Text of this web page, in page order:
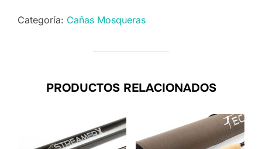
Categoría: Cañas Mosqueras
PRODUCTOS RELACIONADOS